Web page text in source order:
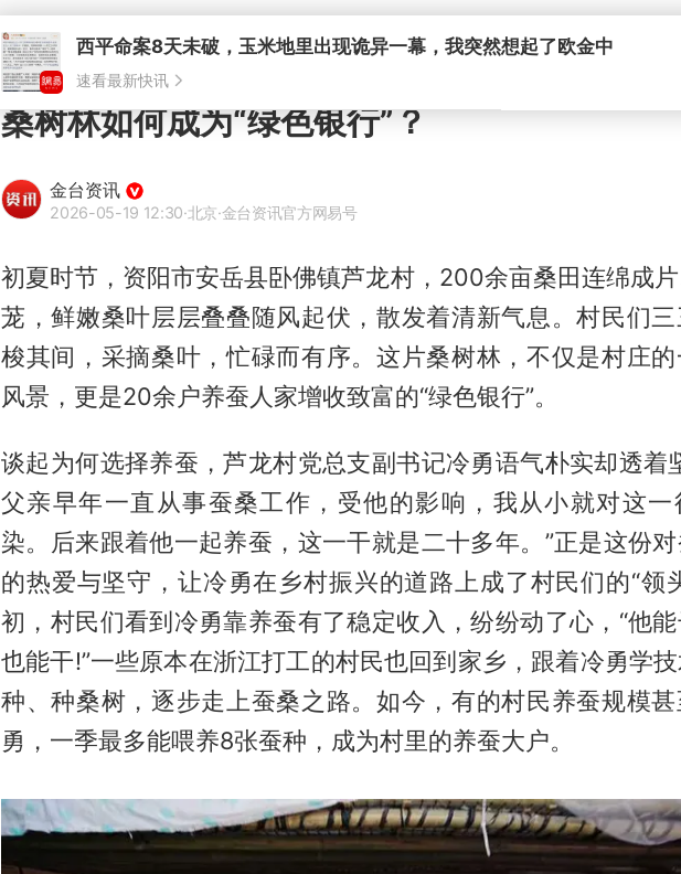
西平命案8天未破，玉米地里出现诡异一幕，我突然想起了欧金中
速看最新快讯
桑树林如何成为“绿色银行”？
金台资讯
2026-05-19 12:30·北京·金台资讯官方网易号
初夏时节，资阳市安岳县卧佛镇芦龙村，200余亩桑田连绵成
茏，鲜嫩桑叶层层叠叠随风起伏，散发着清新气息。村民们
梭其间，采摘桑叶，忙碌而有序。这片桑树林，不仅是村庄
风景，更是20余户养蚕人家增收致富的“绿色银行”。
谈起为何选择养蚕，芦龙村党总支副书记冷勇语气朴实却透着
父亲早年一直从事蚕桑工作，受他的影响，我从小就对这一
染。后来跟着他一起养蚕，这一干就是二十多年。”正是这份
的热爱与坚守，让冷勇在乡村振兴的道路上成了村民们的“领
初，村民们看到冷勇靠养蚕有了稳定收入，纷纷动了心，“他
也能干!”一些原本在浙江打工的村民也回到家乡，跟着冷勇学
种、种桑树，逐步走上蚕桑之路。如今，有的村民养蚕规模
勇，一季最多能喂养8张蚕种，成为村里的养蚕大户。